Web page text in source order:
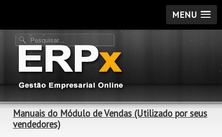
MENU
Manuais do Módulo de Vendas (Utilizado por seus
vendedores)